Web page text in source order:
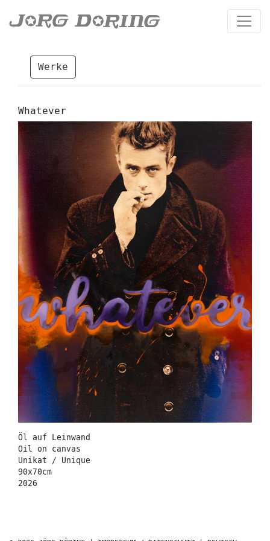
Werke
Whatever
Öl auf Leinwand
Oil on canvas
Unikat / Unique
90x70cm
2026